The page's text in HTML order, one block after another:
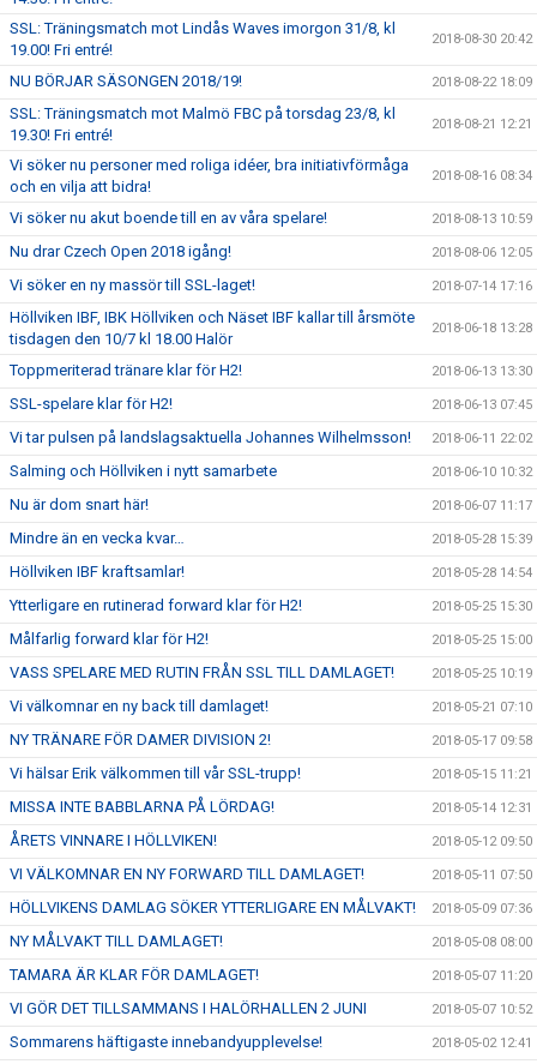
SSL: Träningsmatch mot Lindås Waves imorgon 31/8, kl
19.00! Fri entré!
2018-08-30 20:42
NU BÖRJAR SÄSONGEN 2018/19! 2018-08-22 18:09
SSL: Träningsmatch mot Malmö FBC på torsdag 23/8, kl
19.30! Fri entré!
2018-08-21 12:21
Vi söker nu personer med roliga idéer, bra initiativförmåga
och en vilja att bidra!
2018-08-16 08:34
Vi söker nu akut boende till en av våra spelare! 2018-08-13 10:59
Nu drar Czech Open 2018 igång! 2018-08-06 12:05
Vi söker en ny massör till SSL-laget! 2018-07-14 17:16
Höllviken IBF, IBK Höllviken och Näset IBF kallar till årsmöte
tisdagen den 10/7 kl 18.00 Halör
2018-06-18 13:28
Toppmeriterad tränare klar för H2! 2018-06-13 13:30
SSL-spelare klar för H2! 2018-06-13 07:45
Vi tar pulsen på landslagsaktuella Johannes Wilhelmsson! 2018-06-11 22:02
Salming och Höllviken i nytt samarbete 2018-06-10 10:32
Nu är dom snart här! 2018-06-07 11:17
Mindre än en vecka kvar… 2018-05-28 15:39
Höllviken IBF kraftsamlar! 2018-05-28 14:54
Ytterligare en rutinerad forward klar för H2! 2018-05-25 15:30
Målfarlig forward klar för H2! 2018-05-25 15:00
VASS SPELARE MED RUTIN FRÅN SSL TILL DAMLAGET! 2018-05-25 10:19
Vi välkomnar en ny back till damlaget! 2018-05-21 07:10
NY TRÄNARE FÖR DAMER DIVISION 2! 2018-05-17 09:58
Vi hälsar Erik välkommen till vår SSL-trupp! 2018-05-15 11:21
MISSA INTE BABBLARNA PÅ LÖRDAG! 2018-05-14 12:31
ÅRETS VINNARE I HÖLLVIKEN! 2018-05-12 09:50
VI VÄLKOMNAR EN NY FORWARD TILL DAMLAGET! 2018-05-11 07:50
HÖLLVIKENS DAMLAG SÖKER YTTERLIGARE EN MÅLVAKT! 2018-05-09 07:36
NY MÅLVAKT TILL DAMLAGET! 2018-05-08 08:00
TAMARA ÄR KLAR FÖR DAMLAGET! 2018-05-07 11:20
VI GÖR DET TILLSAMMANS I HALÖRHALLEN 2 JUNI 2018-05-07 10:52
Sommarens häftigaste innebandyupplevelse! 2018-05-02 12:41